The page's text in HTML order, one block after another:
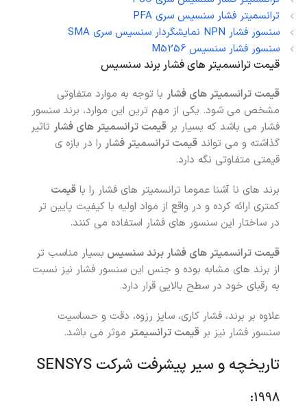
ترانسمیتر فشار سنسیس سری PFA
سنسور فشار NPN نمایشگردار سنسیس سری SMA
سنسور فشار سنسیس M5256
قیمت ترانسمیتر های فشار برند سنسیس
قیمت ترانسمیتر های فشار با توجه به موارد متفاوتی
مشخص می شود. یکی از مهم ترین این موارد، برند سنسور
فشار می باشد که بسیار بر قیمت ترانسمیتر های فشار تاثیر
گذاشته و می تواند قیمت ترانسمیتر فشار را در بازه ی
قیمتی متفاوتی نگه دارد.
برند های نا آشنا عموما ترانسمیتر های فشار را با قیمت
کمتری ارائه کرده و در واقع از مواد اولیه با کیفیت پایین تر
در ساختار این سنسور های فشار استفاده می کنند.
قیمت ترانسمیتر های فشار برند سنسیس بسیار مناسب تر
از برند های مشابه بوده و جنس این سنسور فشار نیز نسبت
به رقبای خود در سطح بالایی قرار دارد.
علاوه بر برند، فشار کاری، سایز رزوه، دقت و حساسیت
سنسور فشار نیز بر قیمت ترانسیمتر موثر می باشد.
تاریخچه و سیر پیشرفت شرکت SENSYS
1998: